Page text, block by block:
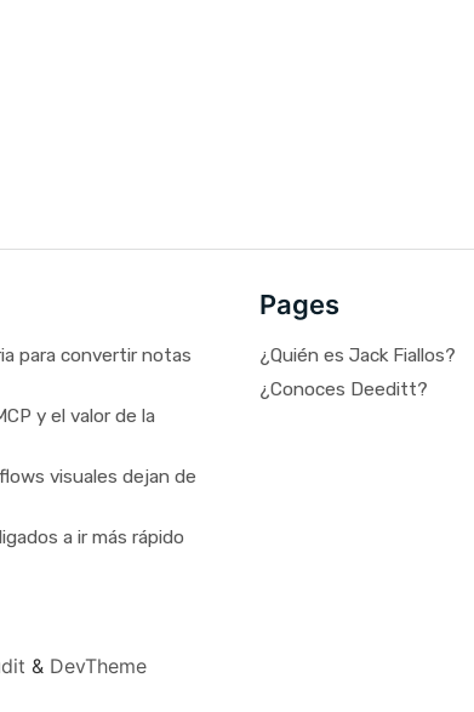
para convertir notas
y el valor de la
visuales dejan de
a ir más rápido
Pages
¿Quién es Jack Fiallos?
¿Conoces Deeditt?
& DevTheme